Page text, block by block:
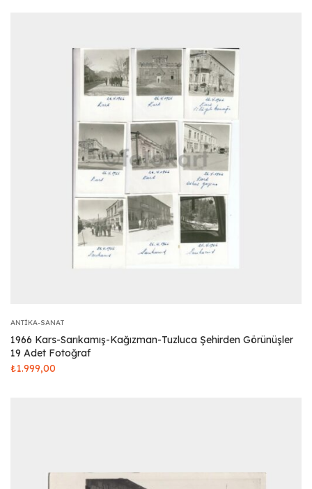
ANTIKA-SANAT
1966 Kars-Sarıkamış-Kağızman-Tuzluca Şehirden Görünüşler
19 Adet Fotoğraf
₺1.999,00